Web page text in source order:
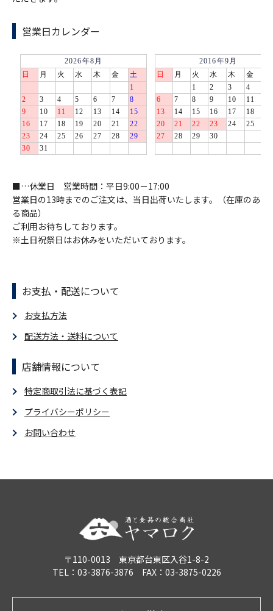
営業日カレンダー
■…休業日 営業時間：平日9:00－17:00
営業日の13時までのご注文は、当日出荷いたします。（在庫のあ
る商品）
ご利用お待ちしております。
※土日祝祭日はお休みをいただいております。
お支払・配送について
お支払方法
配送方法・送料について
店舗情報について
特定商取引法に基づく表記
プライバシーポリシー
お問い合わせ
〒110-0013 東京都台東区入谷1-8-2
TEL：03-3876-3876 FAX：03-3875-0226